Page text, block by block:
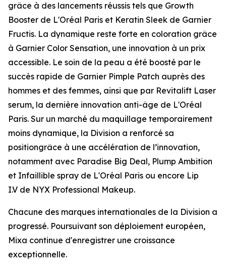
grâce à des lancements réussis tels que Growth
Booster de L'Oréal Paris et Keratin Sleek de Garnier
Fructis. La dynamique reste forte en coloration grâce
à Garnier Color Sensation, une innovation à un prix
accessible. Le soin de la peau a été boosté par le
succès rapide de Garnier Pimple Patch auprès des
hommes et des femmes, ainsi que par Revitalift Laser
serum, la dernière innovation anti-âge de L'Oréal
Paris. Sur un marché du maquillage temporairement
moins dynamique, la Division a renforcé sa
positiongrâce à une accélération de l’innovation,
notamment avec Paradise Big Deal, Plump Ambition
et Infaillible spray de L'Oréal Paris ou encore Lip
I.V de NYX Professional Makeup.
Chacune des marques internationales de la Division a
progressé. Poursuivant son déploiement européen,
Mixa continue d'enregistrer une croissance
exceptionnelle.